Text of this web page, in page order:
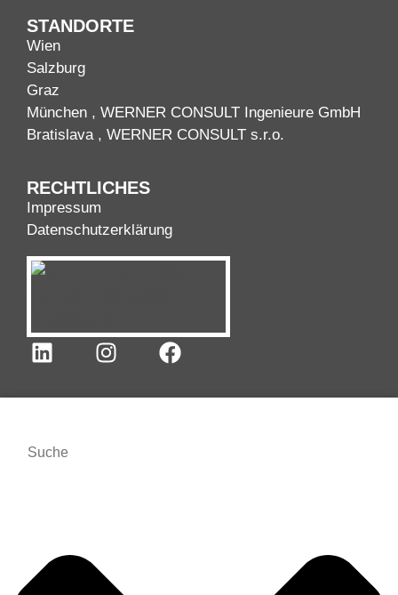
STANDORTE
Wien
Salzburg
Graz
München , WERNER CONSULT Ingenieure GmbH
Bratislava, WERNER CONSULT s.r.o.
RECHTLICHES
Impressum
Datenschutzerklärung